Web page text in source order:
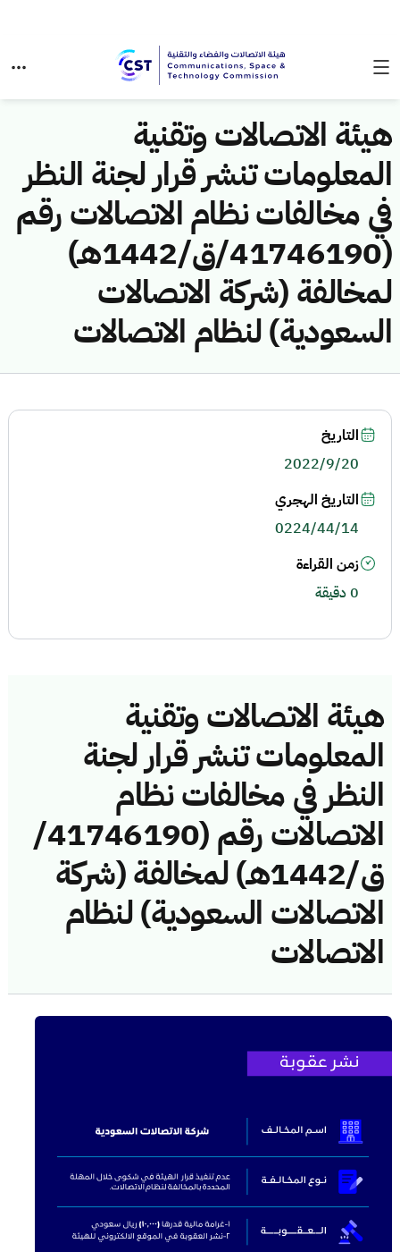
هيئة الاتصالات وتقنية
المعلومات تنشر قرار لجنة النظر
في مخالفات نظام الاتصالات رقم
(41746190/ق/1442هـ)
لمخالفة (شركة الاتصالات
السعودية) لنظام الاتصالات
هيئة الاتصالات وتقنية
المعلومات تنشر قرار لجنة
النظر في مخالفات نظام
الاتصالات رقم (41746190/
ق/1442هـ) لمخالفة (شركة
الاتصالات السعودية) لنظام
الاتصالات
التاريخ
2022/9/20
التاريخ الهجري
0224/44/14
زمن القراءة
0 دقيقة